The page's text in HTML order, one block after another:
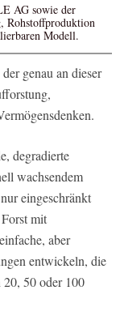
AG sowie der
Rohstoffproduktion
Modell.
genau an dieser
degradierte
wachsendem
eingeschränkt
mit
aber
entwickeln, die
50 oder 100